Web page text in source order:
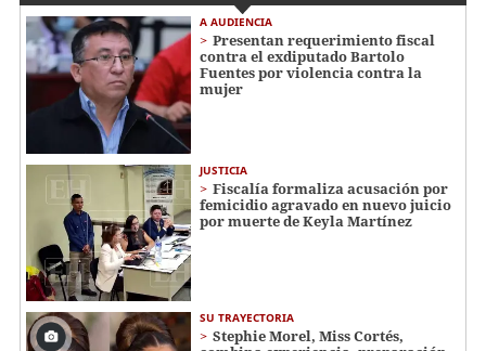
A AUDIENCIA
Presentan requerimiento fiscal
contra el exdiputado Bartolo
Fuentes por violencia contra la
mujer
JUSTICIA
Fiscalía formaliza acusación por
femicidio agravado en nuevo juicio
por muerte de Keyla Martínez
SU TRAYECTORIA
Stephie Morel, Miss Cortés,